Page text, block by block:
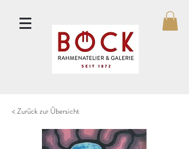
< Zurück zur Übersicht